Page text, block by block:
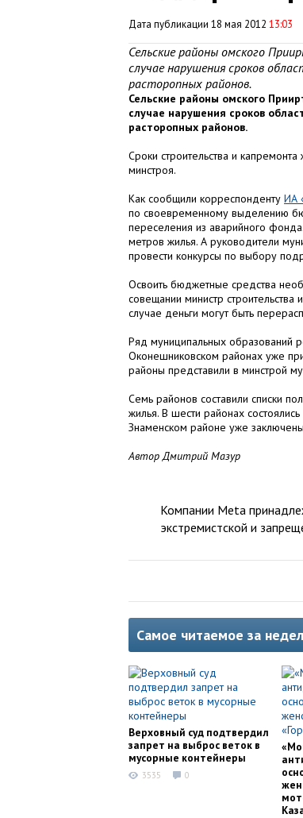
Дата публикации 18 мая 2012 13:03
Сельские районы омского
случае нарушения сроков
расторопных районов.
Сельские районы омского
случае нарушения сроков
расторопных районов.
Сроки строительства и
минстроя.
Как сообщили корреспонденту ИА
по своевременному выделению
переселения из аварийного
метров жилья. А руководители
провести конкурсы по выбору
Освоить бюджетные средства
совещании министр
случае деньги могут быть
Ряд муниципальных образований
Оконешниковском районах уже
районы представили в минстрой
Семь районов составили списки
жилья. В шести районах
Знаменском районе уже заключены
Автор Дмитрий Мазур
Компании Meta
экстремистской и
Самое читаемое за
Верховный суд подтвердил
запрет на выброс веток в
мусорные контейнеры
3535 0